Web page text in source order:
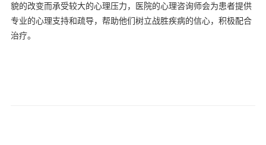
貌的改变而承受较大的心理压力，医院的心理咨询师会为患者提供
专业的心理支持和疏导，帮助他们树立战胜疾病的信心，积极配合
治疗。